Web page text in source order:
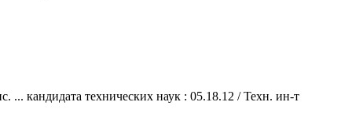
... кандидата технических наук : 05.18.12 / Техн. ин-т